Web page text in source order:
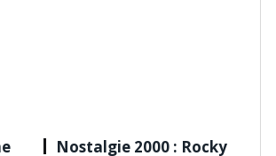
Nostalgie 2000 : Rocky